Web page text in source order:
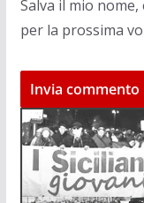
Salva il mio
per la prossima